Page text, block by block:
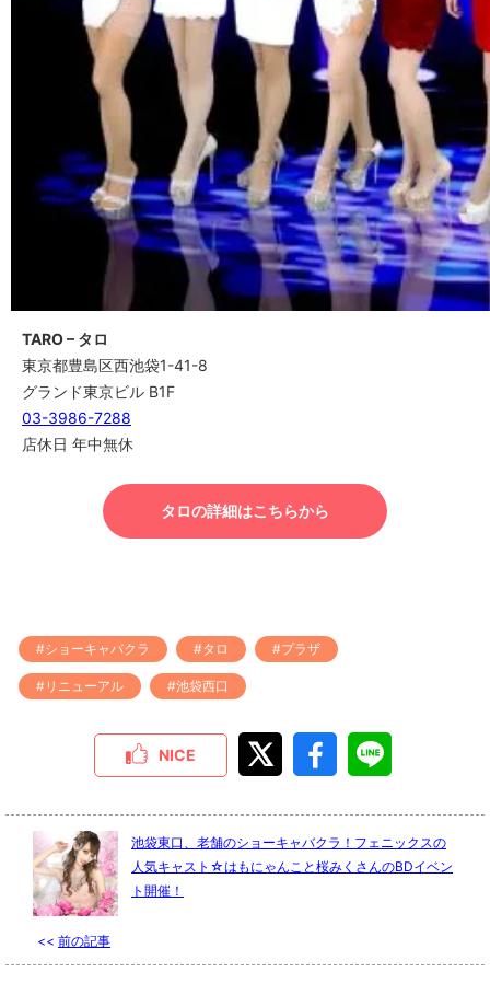
TARO – タロ
東京都豊島区西池袋1-41-8
グランド東京ビル B1F
03-3986-7288
店休日 年中無休
タロの詳細はこちらから
#ショーキャバクラ #タロ #プラザ
#リニューアル #池袋西口
NICE
<< 前の記事
池袋東口、老舗のショーキャバクラ！フェニックスの
人気キャスト☆はもにゃんこと桜みくさんのBDイベン
ト開催！